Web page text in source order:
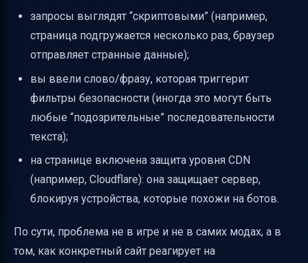
запросы выглядят “скриптовыми” (например,
страница подгружается несколько раз, браузер
отправляет странные данные);
вы ввели слово/фразу, которая триггерит
фильтры безопасности (иногда это могут быть
любые “подозрительные” последовательности
текста);
на странице включена защита уровня CDN
(например, Cloudflare): она защищает сервер,
блокируя устройства, которые похожи на ботов.
По сути, проблема не в игре и не в самих модах, а в
том, как конкретный сайт реагирует на